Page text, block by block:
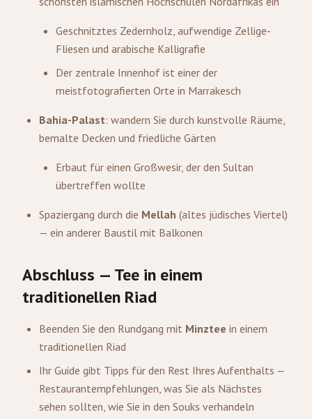
Geschnitztes Zedernholz, aufwendige Zellige-
Fliesen und arabische Kalligrafie
Der zentrale Innenhof ist einer der
meistfotografierten Orte in Marrakesch
Bahia-Palast: wandern Sie durch kunstvolle Räume,
bemalte Decken und friedliche Gärten
Erbaut für einen Großwesir, der den Sultan
übertreffen wollte
Spaziergang durch die Mellah (altes jüdisches Viertel)
— ein anderer Baustil mit Balkonen
Abschluss — Tee in einem
traditionellen Riad
Beenden Sie den Rundgang mit Minztee in einem
traditionellen Riad
Ihr Guide gibt Tipps für den Rest Ihres Aufenthalts —
Restaurantempfehlungen, was Sie als Nächstes
sehen sollten, wie Sie in den Souks verhandeln